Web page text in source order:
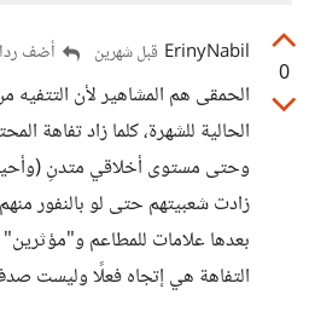
0
ErinyNabil قبل شهرين أضف ردا
الحمقى هم المشاهير لأن
الحالية للشهرة، كلما زاد تفاهة
وحتى مستوى أخلاقي متدنِ
زادت شعبيتهم حتى لو بالنفور
بعدها علامات للمطاعم
التفاهة هي إتجاه فعلًا وليست